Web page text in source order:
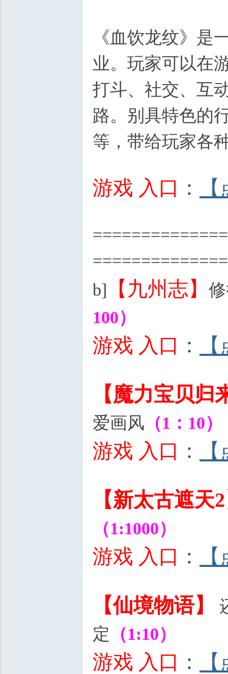
《血饮龙纹》是
业。玩家可以在
打斗、社交、互
路。别具特色的
等，带给玩家各
游戏 入口 ：
b]
【九州志】
100）
游戏 入口 ：
【魔力宝贝归
爱画风 （1：10）
游戏 入口 ：
【新太古遮天
（1:1000）
游戏 入口 ：
【仙境物语】
定 （1:10）
游戏 入口 ：